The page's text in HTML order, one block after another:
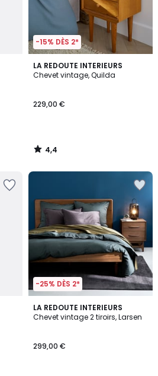
-15% DÈS 2*
LA REDOUTE INTERIEURS
Chevet vintage, Quilda
229,00 €
4,4
/ 5
4,4
/
-25% DÈS 2*
LA REDOUTE INTERIEURS
Chevet vintage 2 tiroirs, Larsen
299,00 €
4
/